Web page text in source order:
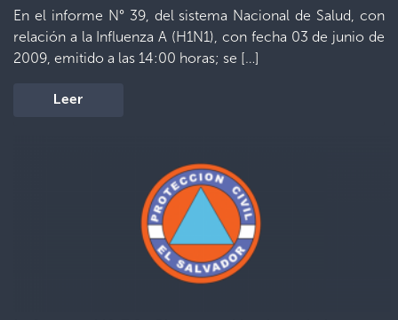
En el informe N° 39, del sistema Nacional de Salud, con
relación a la Influenza A (H1N1), con fecha 03 de junio de
2009, emitido a las 14:00 horas; se […]
Leer